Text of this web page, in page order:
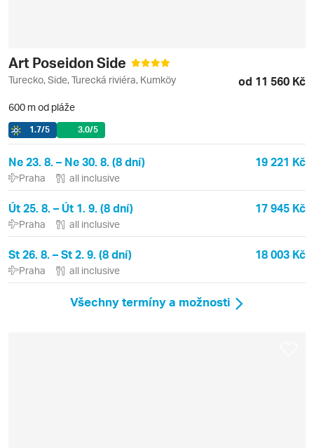
Art Poseidon Side
Turecko, Side, Turecká riviéra, Kumköy od 11 560 Kč
600 m od pláže
1.7/5 3.0/5
Ne 23. 8. – Ne 30. 8. (8 dní) 19 221 Kč
Praha all inclusive
Út 25. 8. – Út 1. 9. (8 dní) 17 945 Kč
Praha all inclusive
St 26. 8. – St 2. 9. (8 dní) 18 003 Kč
Praha all inclusive
Všechny termíny a možnosti